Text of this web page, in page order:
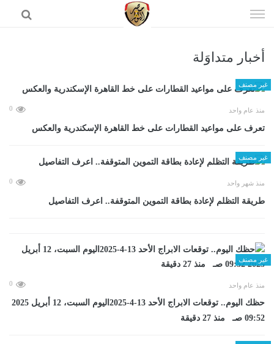
الى
أخبار متداوَلة
غير مصنف
منذ عام واحد 0
تعرف على مواعيد القطارات على خط القاهرة الإسكندرية والعكس
غير مصنف
منذ شهر واحد 0
طريقة التظلم لإعادة بطاقة التموين المتوقفة.. اعرف التفاصيل
غير مصنف
منذ عام واحد 0
حظك اليوم.. توقعات الابراج الأحد 13-4-2025اليوم السبت، 12 أبريل 2025
09:52 صـ منذ 27 دقيقة